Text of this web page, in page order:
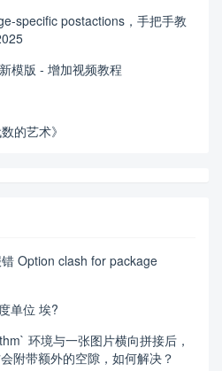
specific postactions，手把手教
模版 - 增加视频教程
的艺术》
Option clash for package
单位 埃?
环境与一张图片横向拼接后，
附带额外的空隙，如何解决？